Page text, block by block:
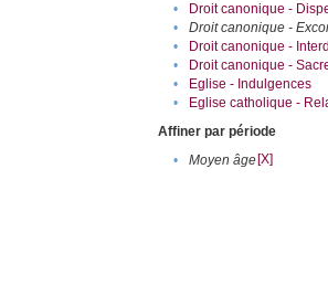
•
Droit canonique -
•
Droit canonique -
•
Droit canonique -
•
Droit canonique -
•
Eglise - Indulgences
•
Eglise catholique -
Affiner par période
•
Moyen âge[X]